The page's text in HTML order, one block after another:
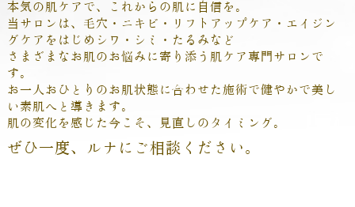
本気の肌ケアで、これからの肌に自信を。
当サロンは、毛穴・ニキビ・リフトアップケア・エイジン
グケアをはじめシワ・シミ・たるみなど
さまざまなお肌のお悩みに寄り添う肌ケア専門サロンで
す。
お一人おひとりのお肌状態に合わせた施術で健やかで美し
い素肌へと導きます。
肌の変化を感じた今こそ、見直しのタイミング。
ぜひ一度、ルナにご相談ください。